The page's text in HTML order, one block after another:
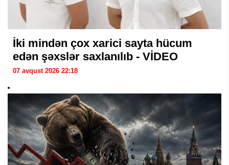
İki mindən çox xarici sayta hücum
edən şəxslər saxlanılıb - VİDEO
07 avqust 2026 22:18